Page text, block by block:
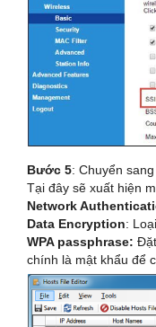
Bước 5: Chuyển
Tại đây sẽ xuất hiện
Network
Data Encryption:
WPA passphrase:
chính là mật khẩu để